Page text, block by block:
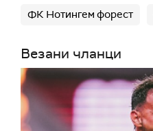
ФК Нотингем форест
Везани чланци